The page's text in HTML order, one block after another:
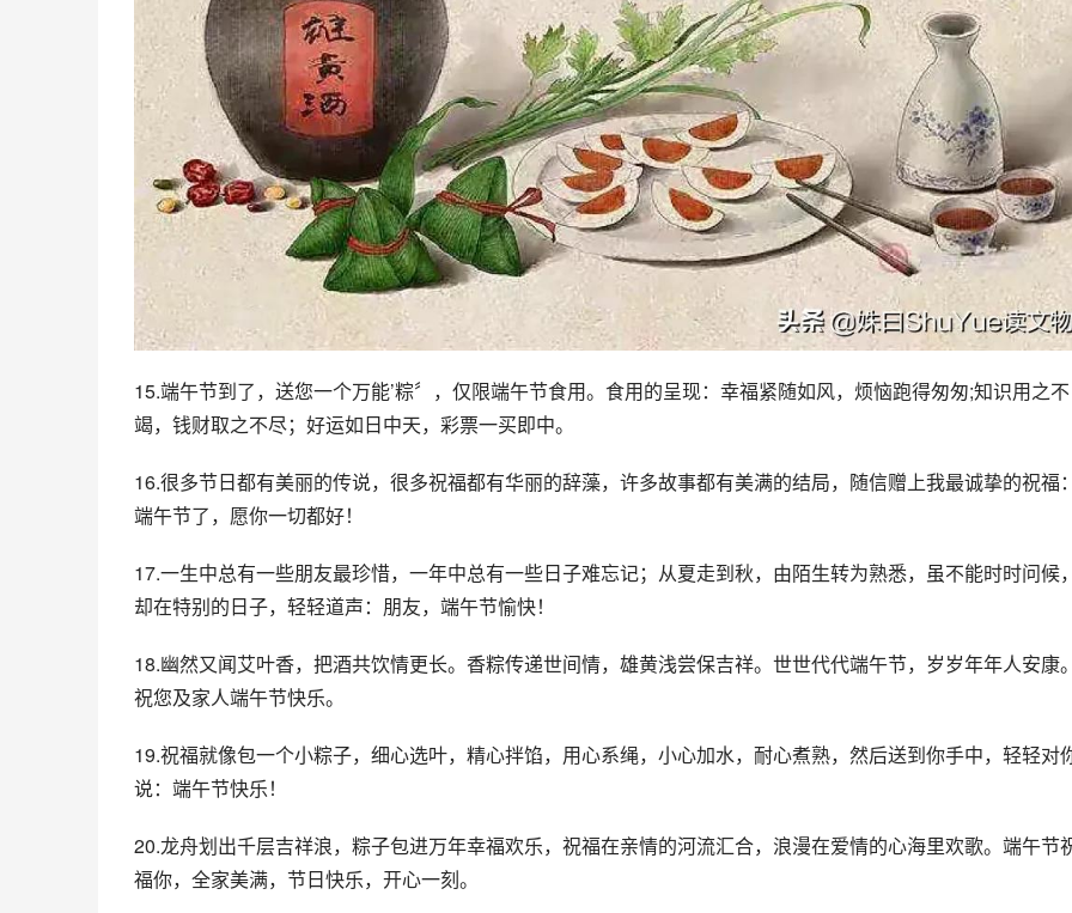
15.端午节到了，送您一个万能’粽〞，仅限端午节食用。食用的呈现：幸福紧随如风，烦恼跑得匆匆;知识用之不
竭，钱财取之不尽；好运如日中天，彩票一买即中。
16.很多节日都有美丽的传说，很多祝福都有华丽的辞藻，许多故事都有美满的结局，随信赠上我最诚挚的祝福
端午节了，愿你一切都好！
17.一生中总有一些朋友最珍惜，一年中总有一些日子难忘记；从夏走到秋，由陌生转为熟悉，虽不能时时问候
却在特别的日子，轻轻道声：朋友，端午节愉快！
18.幽然又闻艾叶香，把酒共饮情更长。香粽传递世间情，雄黄浅尝保吉祥。世世代代端午节，岁岁年年人安康
祝您及家人端午节快乐。
19.祝福就像包一个小粽子，细心选叶，精心拌馅，用心系绳，小心加水，耐心煮熟，然后送到你手中，轻轻对
说：端午节快乐！
20.龙舟划出千层吉祥浪，粽子包进万年幸福欢乐，祝福在亲情的河流汇合，浪漫在爱情的心海里欢歌。端午节
福你，全家美满，节日快乐，开心一刻。